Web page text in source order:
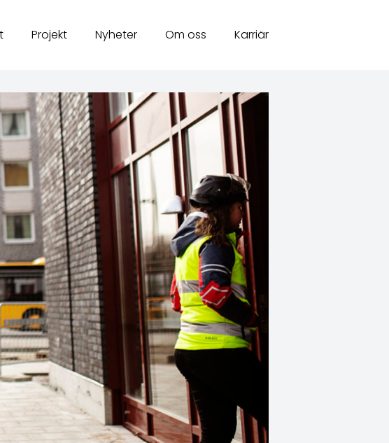
Projekt Nyheter Om oss Karriär